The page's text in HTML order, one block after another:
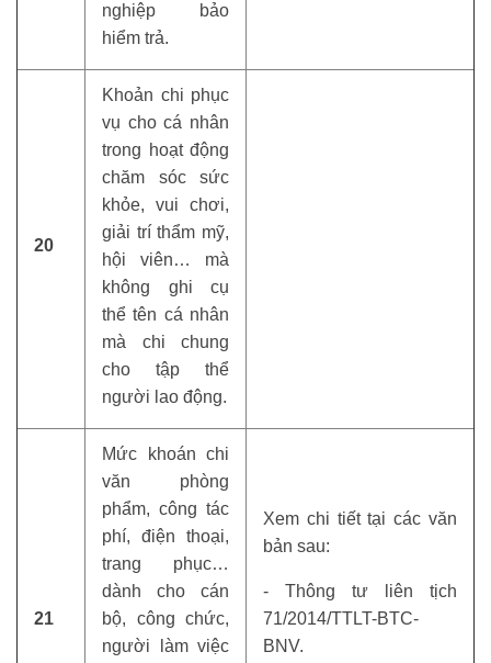
nghiệp bảo
hiểm trả.
20
Khoản chi phục
vụ cho cá nhân
trong hoạt động
chăm sóc sức
khỏe, vui chơi,
giải trí thẩm mỹ,
hội viên… mà
không ghi cụ
thể tên cá nhân
mà chi chung
cho tập thể
người lao động.
21
Mức khoán chi
văn phòng
phẩm, công tác
phí, điện thoại,
trang phục…
dành cho cán
bộ, công chức,
người làm việc
Xem chi tiết tại các văn
bản sau:
- Thông tư liên tịch
71/2014/TTLT-BTC-
BNV.